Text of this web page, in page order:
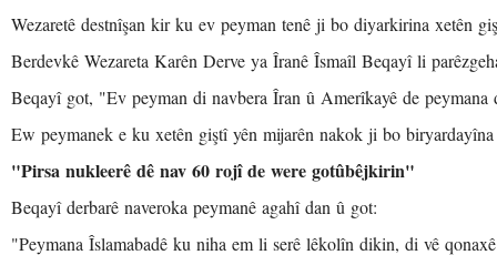
Wezaretê destnîşan kir ku ev peyman tenê ji bo diyarkirina xetên
Berdevkê Wezareta Karên Derve ya Îranê Îsmaîl Beqayî li
Beqayî got, "Ev peyman di navbera Îran û Amerîkayê de peymana
Ew peymanek e ku xetên giştî yên mijarên nakok ji bo
"Pirsa nukleerê dê nav 60 rojî de were gotûbêjkirin"
Beqayî derbarê naveroka peymanê agahî dan û got:
"Peymana Îslamabadê ku niha em li serê lêkolîn dikin, di vê